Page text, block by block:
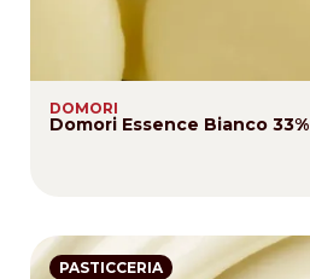
DOMORI
Domori Essence Bianco 33%
PASTICCERIA